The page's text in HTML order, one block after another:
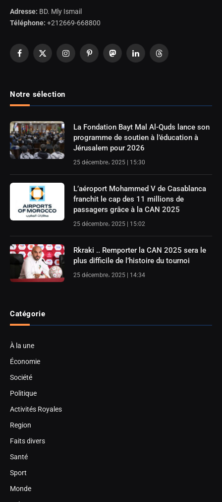
Adresse: BD. Mly Ismail
Téléphone: +212669-668800
Facebook
X
InstagramPinterestMastodonLinkedInThreads
Notre sélection
La Fondation Bayt Mal Al-Quds lance son
programme de soutien à l’éducation à
Jérusalem pour 2026
25 décembre، 2025 | 15:30
L’aéroport Mohammed V de Casablanca
franchit le cap des 11 millions de
passagers grâce à la CAN 2025
25 décembre، 2025 | 15:02
Rkraki .. Remporter la CAN 2025 sera le
plus difficile de l’histoire du tournoi
25 décembre، 2025 | 14:34
Catégorie
À la une
Économie
Société
Politique
Activités Royales
Region
Faits divers
Santé
Sport
Monde